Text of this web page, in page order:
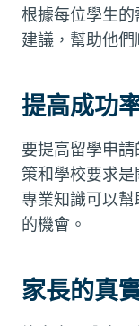
根據每位學生
建議，幫助他們
提高成功
要提高留學申
策和學校要求
專業知識可以
的機會。
家長的真